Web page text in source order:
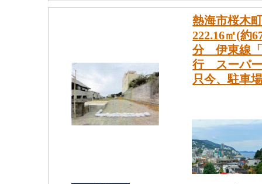
熱海市桜木
222.16㎡(約
分 伊東線「
行 スーパ
只今、駐車